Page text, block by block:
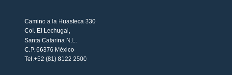
Camino a la Huasteca 330
Col. El Lechugal,
Santa Catarina N.L.
C.P. 66376 México
Tel.+52 (81) 8122 2500